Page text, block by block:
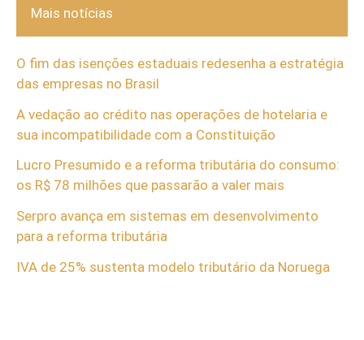
Mais notícias
O fim das isenções estaduais redesenha a estratégia
das empresas no Brasil
A vedação ao crédito nas operações de hotelaria e
sua incompatibilidade com a Constituição
Lucro Presumido e a reforma tributária do consumo:
os R$ 78 milhões que passarão a valer mais
Serpro avança em sistemas em desenvolvimento
para a reforma tributária
IVA de 25% sustenta modelo tributário da Noruega